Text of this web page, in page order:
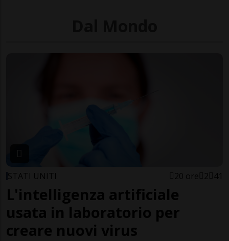
STATI UNITI 20 ore 2 41
L'intelligenza artificiale
usata in laboratorio per
creare nuovi virus